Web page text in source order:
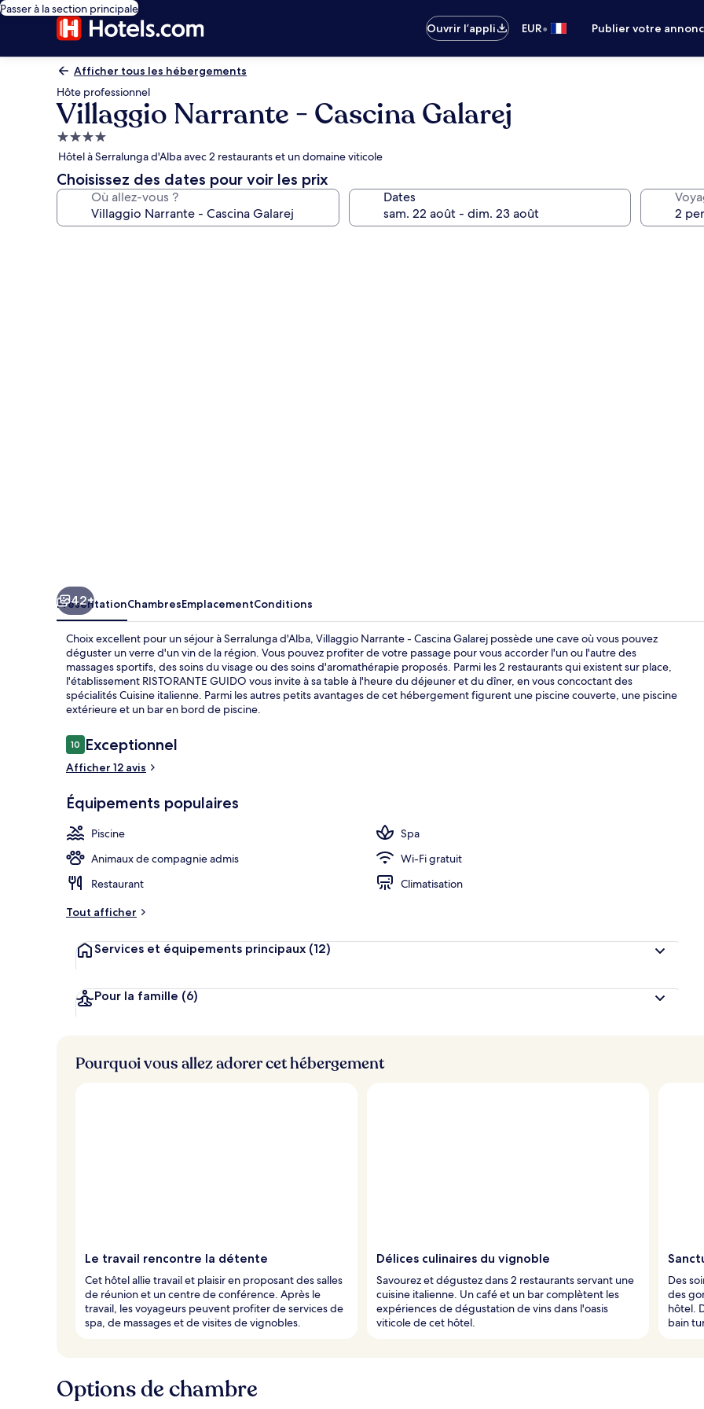
Passer à la section principale
Ouvrir l’appli
EUR• Publier votre
Afficher tous les hébergements
Hôte professionnel
Villaggio Narrante - Cascina Galarej
Hébergement
4.0 étoiles
Hôtel à Serralunga d'Alba avec 2 restaurants et un domaine viticole
Choisissez des dates pour voir les prix
Où allez-vous ? Dates
42+
PrésentationChambresEmplacementConditions
Choix excellent pour un séjour à Serralunga d'Alba, Villaggio Narrante - Cascina Galarej possède une cave où vous pouvez
déguster un verre d'un vin de la région. Vous pouvez profiter de votre passage pour vous accorder l'un ou l'autre des
massages sportifs, des soins du visage ou des soins d'aromathérapie proposés. Parmi les 2 restaurants qui existent sur place,
l'établissement RISTORANTE GUIDO vous invite à sa table à l'heure du déjeuner et du dîner, en vous concoctant des
spécialités Cuisine italienne. Parmi les autres petits avantages de cet hébergement figurent une piscine couverte, une piscine
extérieure et un bar en bord de piscine.
Avis
voyageurs
1010 sur 10
Exceptionnel
Afficher 12 avis
Équipements populaires
Piscine
Spa
Animaux de compagnie admis
Wi-Fi gratuit
Restaurant
Climatisation
Tout afficher
Services et équipements principaux (12)
Pour la famille (6)
Pourquoi vous allez adorer cet hébergement
Le travail rencontre la détente
Cet hôtel allie travail et plaisir en proposant des salles
de réunion et un centre de conférence. Après le
travail, les voyageurs peuvent profiter de services de
spa, de massages et de visites de vignobles.
Délices culinaires du vignoble
Savourez et dégustez dans 2 restaurants servant une
cuisine italienne. Un café et un bar complètent les
expériences de dégustation de vins dans l'oasis
viticole de cet hôtel.
Des
des
hôtel.
bain
Options de chambre